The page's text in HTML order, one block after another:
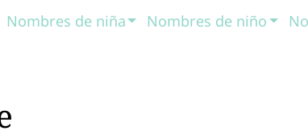
Nombres de niña Nombres de niño